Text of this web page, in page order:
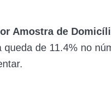
Amostra de
queda de 11.4% no